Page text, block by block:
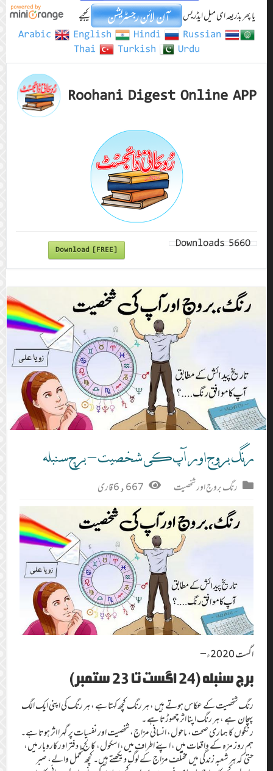
یا پھر بذریعہ ای میل ایڈریس
کیجیے
Arabic
English Hindi
Russian
Thai
Turkish Urdu
Roohani Digest Online APP
Download [FREE] 5660
Downloads
رنگ بروج اور آپ کی شخصیت – برج سنبلہ
رنگ بروج اور شخصیت 6,667 قاری
اگست 2020ء –
برج سنبلہ (24 اگست تا 23 ستمبر)
رنگ شخصیت کے عکاس ہوتے ہیں ، ہر رنگ کچھ کہتا ہے ، ہر رنگ کی اپنی ایک الگ
پہچان ہے ، ہر رنگ اپنا اثر چھوڑتا ہے ۔
رنگوں کا ہماری صحت، ماحول، انسانی مزاج، شخصیت اور نفسیات پر گہرا اثر ہوتا ہے۔
ہم روز مرّہ کے واقعات میں ، اپنے اطراف میں، اسکول، کالج، دفتر اورکاروبار میں،
حتی ٰ کہ ہر شعبہ زندگی میں مختلف مزاج کے لوگ دیکھتے ہیں۔ کچھ تحمل والے، صبر